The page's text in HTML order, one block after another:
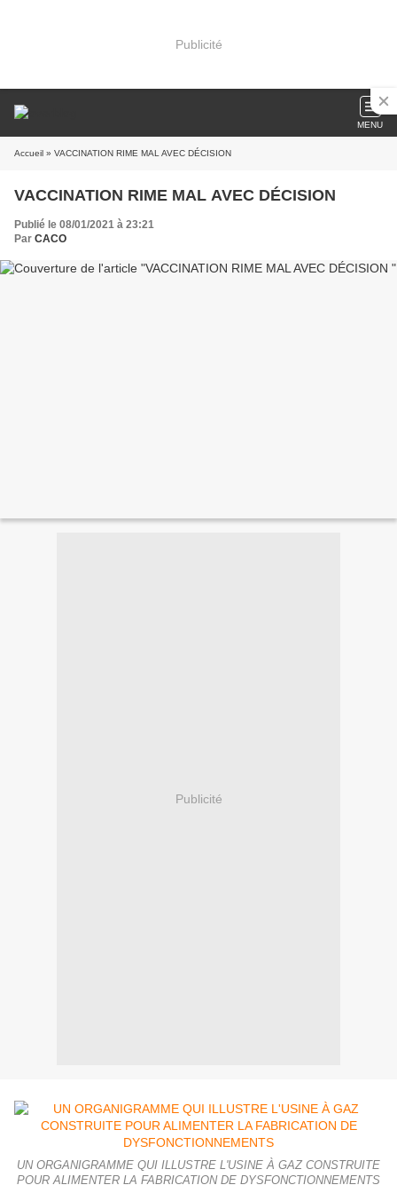
Publicité
MENU
Accueil » VACCINATION RIME MAL AVEC DÉCISION
VACCINATION RIME MAL AVEC DÉCISION
Publié le 08/01/2021 à 23:21
Par CACO
Publicité
UN ORGANIGRAMME QUI ILLUSTRE L'USINE À GAZ CONSTRUITE
POUR ALIMENTER LA FABRICATION DE DYSFONCTIONNEMENTS